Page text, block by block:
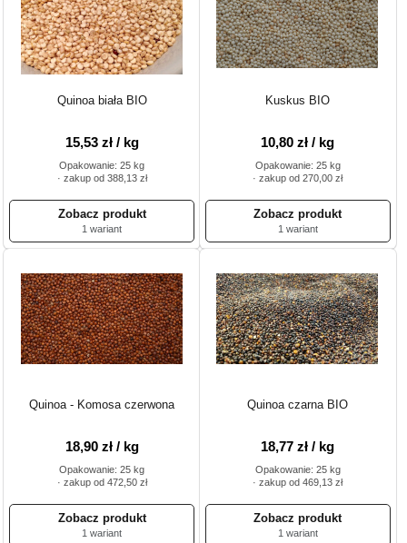
Quinoa biała BIO
15,53 zł / kg
Opakowanie: 25 kg
· zakup od 388,13 zł
1 wariant
Kuskus BIO
10,80 zł / kg
Opakowanie: 25 kg
· zakup od 270,00 zł
1 wariant
Quinoa - Komosa czerwona
18,90 zł / kg
Opakowanie: 25 kg
· zakup od 472,50 zł
1 wariant
Quinoa czarna BIO
18,77 zł / kg
Opakowanie: 25 kg
· zakup od 469,13 zł
1 wariant